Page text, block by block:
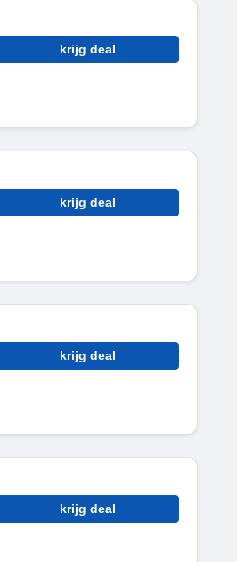
krijg deal
krijg deal
krijg deal
krijg deal